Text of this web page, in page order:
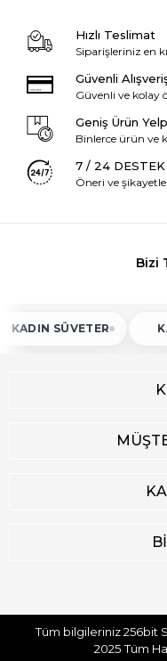
Hızlı Teslimat
Siparişleriniz en
Güvenli
Güvenli ve kolay
Geniş Ürün
Binlerce ürün ve
7 / 24 DESTEK
Öneri ve
Bizi
KADIN
Tüm bilgileriniz 256bit
2025Tüm